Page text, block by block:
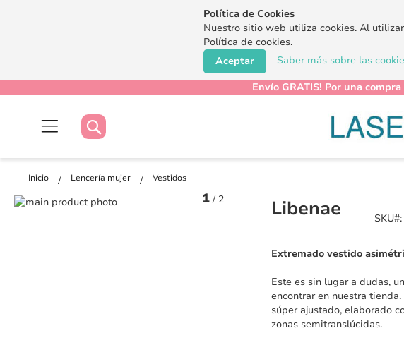
Política de Cookies
Nuestro sitio web utiliza cookies. Al
Política de cookies.
Saber más sobre las
Aceptar
Envío GRATIS! Por una
Buscar
Buscar
Inicio Lencería mujer Vestidos
Saltar
1 / 2 Libenae
SKU
Extremado vestido
Este es sin lugar a dudas,
encontrar en nuestra
súper ajustado, elaborado
zonas semitranslúcidas.